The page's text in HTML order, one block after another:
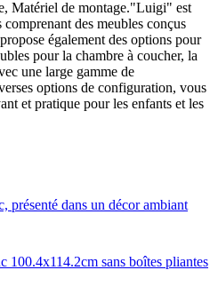
Matériel de montage."Luigi" est
des meubles conçus
également des options pour
pour la chambre à coucher, la
une large gamme de
options de configuration, vous
et pratique pour les enfants et les
sans boîtes pliantes